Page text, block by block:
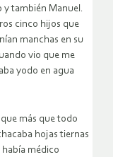
y también Manuel.
cinco hijos que
manchas en su
vio que me
yodo en agua
más que todo
hojas tiernas
había médico